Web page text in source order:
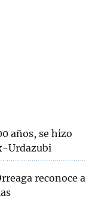
años, se hizo
Urdazubi
reconoce a